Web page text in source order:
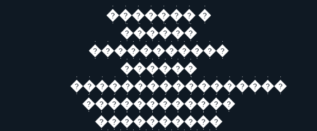
������� �
������
�����������
������
�����������������
������������
����������